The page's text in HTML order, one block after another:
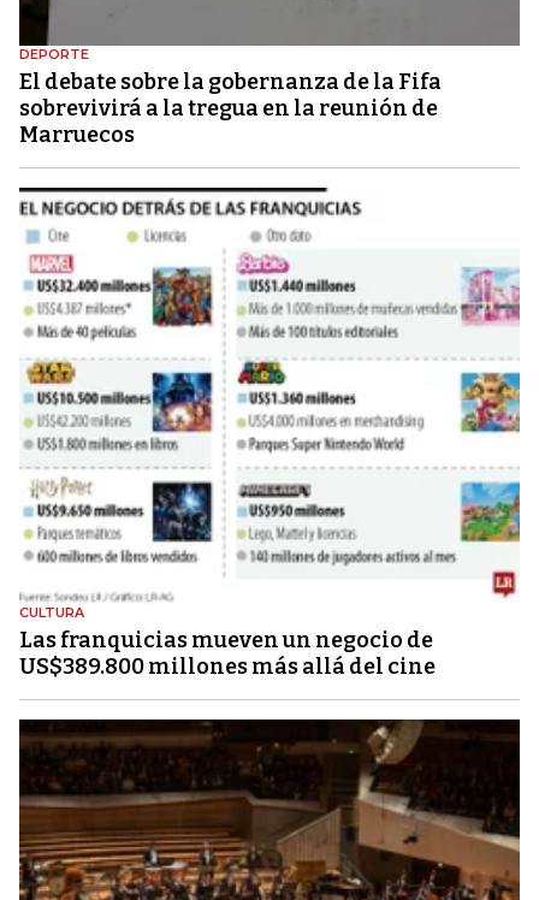
DEPORTE
El debate sobre la gobernanza de la Fifa
sobrevivirá a la tregua en la reunión de
Marruecos
CULTURA
Las franquicias mueven un negocio de
US$389.800 millones más allá del cine